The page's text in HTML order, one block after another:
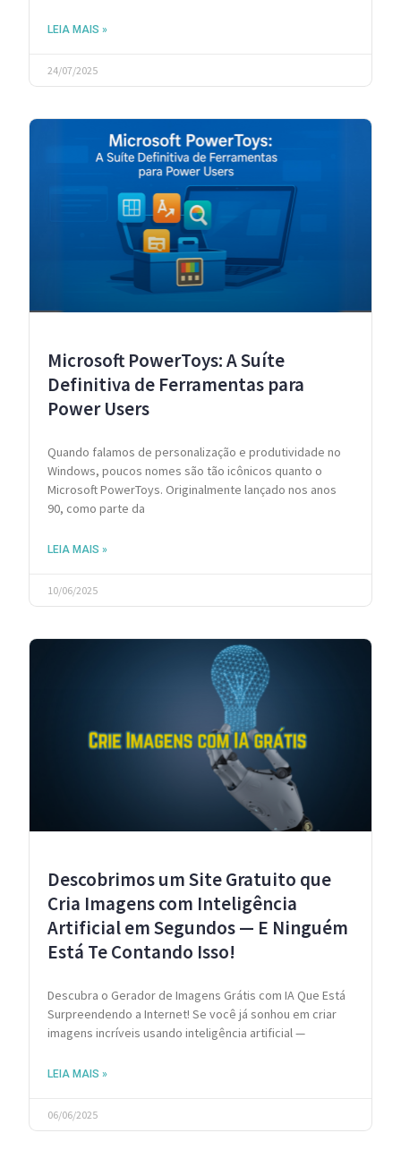
LEIA MAIS »
24/07/2025
Microsoft PowerToys: A Suíte
Definitiva de Ferramentas para
Power Users
Quando falamos de personalização e produtividade no
Windows, poucos nomes são tão icônicos quanto o
Microsoft PowerToys. Originalmente lançado nos anos
90, como parte da
LEIA MAIS »
10/06/2025
Descobrimos um Site Gratuito que
Cria Imagens com Inteligência
Artificial em Segundos — E Ninguém
Está Te Contando Isso!
Descubra o Gerador de Imagens Grátis com IA Que Está
Surpreendendo a Internet! Se você já sonhou em criar
imagens incríveis usando inteligência artificial —
LEIA MAIS »
06/06/2025